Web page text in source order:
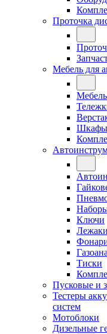
Проточка
Мебель для
Мебель
Шкафы
Ключи
Тиски
Пусковые и
Тестеры
систем
Мотоблоки
Дизельные